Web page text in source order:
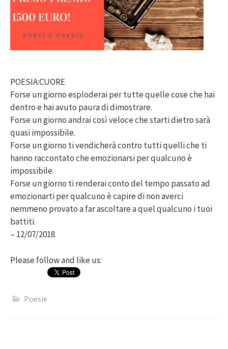
POESIA:CUORE
Forse un giorno esploderai per tutte quelle cose che hai
dentro e hai avuto paura di dimostrare.
Forse un giorno andrai così veloce che starti dietro sarà
quasi impossibile.
Forse un giorno ti vendicherà contro tutti quelli che ti
hanno raccontato che emozionarsi per qualcuno è
impossibile.
Forse un giorno ti renderai conto del tempo passato ad
emozionarti per qualcuno è capire di non averci
nemmeno provato a far ascoltare a quel qualcuno i tuoi
battiti.
– 12/07/2018
Please follow and like us:
Poesie